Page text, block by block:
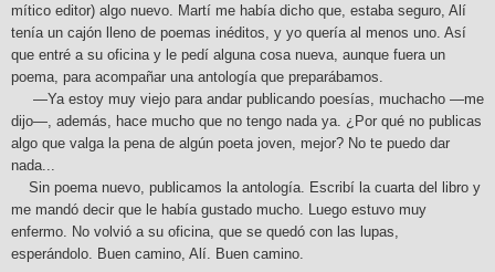
mítico editor) algo nuevo. Martí me había dicho que, estaba seguro, Alí
tenía un cajón lleno de poemas inéditos, y yo quería al menos uno. Así
que entré a su oficina y le pedí alguna cosa nueva, aunque fuera un
poema, para acompañar una antología que preparábamos.
—Ya estoy muy viejo para andar publicando poesías, muchacho —me
dijo—, además, hace mucho que no tengo nada ya. ¿Por qué no publicas
algo que valga la pena de algún poeta joven, mejor? No te puedo dar
nada...
Sin poema nuevo, publicamos la antología. Escribí la cuarta del libro y
me mandó decir que le había gustado mucho. Luego estuvo muy
enfermo. No volvió a su oficina, que se quedó con las lupas,
esperándolo. Buen camino, Alí. Buen camino.